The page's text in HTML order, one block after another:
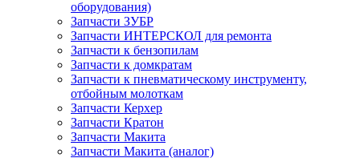
оборудования)
Запчасти ЗУБР
Запчасти ИНТЕРСКОЛ для ремонта
Запчасти к бензопилам
Запчасти к домкратам
Запчасти к пневматическому инструменту,
отбойным молоткам
Запчасти Керхер
Запчасти Кратон
Запчасти Макита
Запчасти Макита (аналог)